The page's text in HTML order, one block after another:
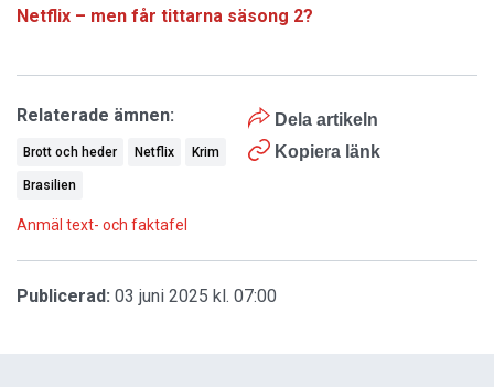
Netflix – men får tittarna säsong 2?
Dela artikeln
Kopiera länk
Relaterade ämnen:
Brott och heder Netflix Krim
Brasilien
Anmäl text- och faktafel
Publicerad: 03 juni 2025 kl. 07:00